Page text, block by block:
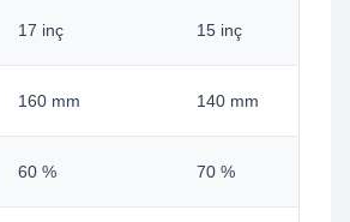
17 inç 15 inç
160 mm 140 mm
60 % 70 %